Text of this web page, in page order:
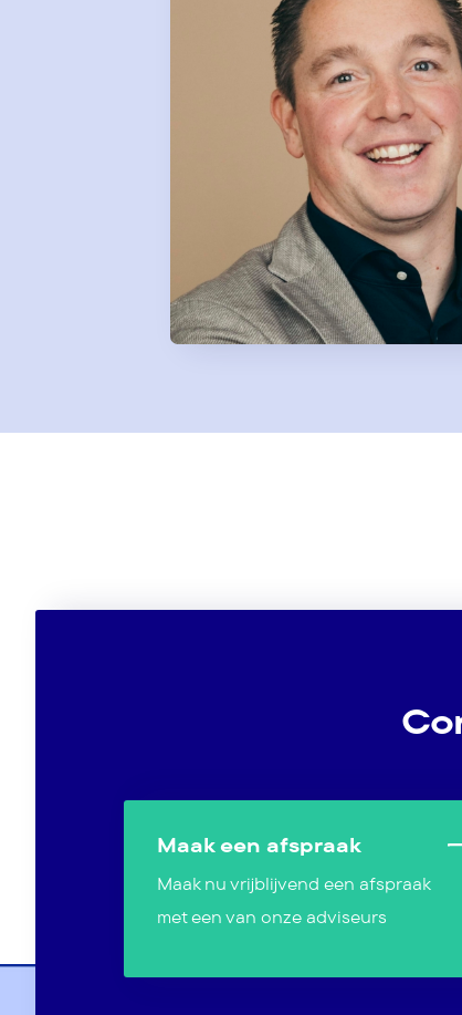
Maak een afspraak
Maak nu vrijblijvend een afspraak
met een van onze adviseurs